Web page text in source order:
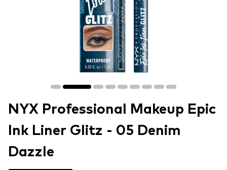
NYX Professional Makeup Epic
Ink Liner Glitz - 05 Denim
Dazzle